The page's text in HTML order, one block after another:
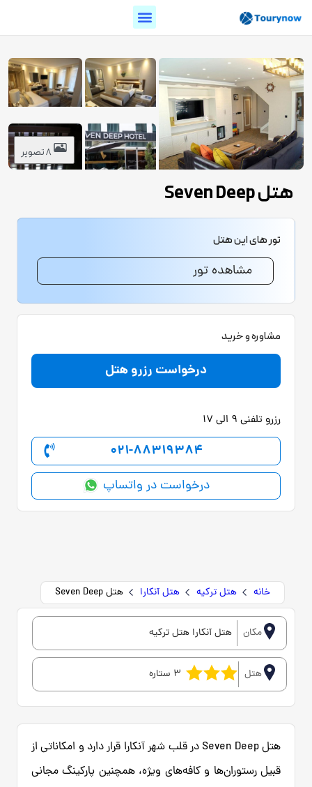
8 تصویر
هتل Seven Deep
خانه هتل ترکیه هتل آنکارا هتل Seven Deep
مکان هتل آنکارا هتل ترکیه
هتل 3 ستاره
هتل Seven Deep در قلب شهر آنکارا قرار دارد و امکاناتی از
قبیل رستوران‌ها و کافه‌های ویژه، همچنین پارکینگ مجانی
تور های این هتل
مشاهده تور
مشاوره و خرید
درخواست رزرو هتل
رزرو تلفنی 9 الی 17
021-88319384
درخواست در واتساپ